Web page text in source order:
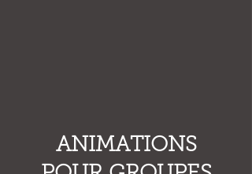
ANIMATIONS